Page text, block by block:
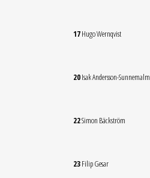
17Hugo Wernqvist
20Isak Andersson-Sunnemalm
22Simon Bäckström
23Filip Gesar